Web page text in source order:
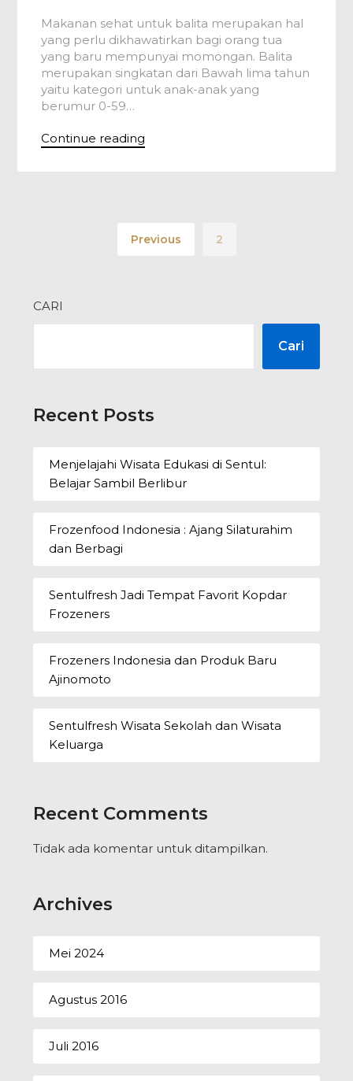
Makanan sehat untuk balita merupakan hal
yang perlu dikhawatirkan bagi orang tua
yang baru mempunyai momongan. Balita
merupakan singkatan dari Bawah lima tahun
yaitu kategori untuk anak-anak yang
berumur 0-59…
Continue reading
Previous 2
CARI
Cari
Recent Posts
Menjelajahi Wisata Edukasi di Sentul:
Belajar Sambil Berlibur
Frozenfood Indonesia : Ajang Silaturahim
dan Berbagi
Sentulfresh Jadi Tempat Favorit Kopdar
Frozeners
Frozeners Indonesia dan Produk Baru
Ajinomoto
Sentulfresh Wisata Sekolah dan Wisata
Keluarga
Recent Comments
Tidak ada komentar untuk ditampilkan.
Archives
Mei 2024
Agustus 2016
Juli 2016